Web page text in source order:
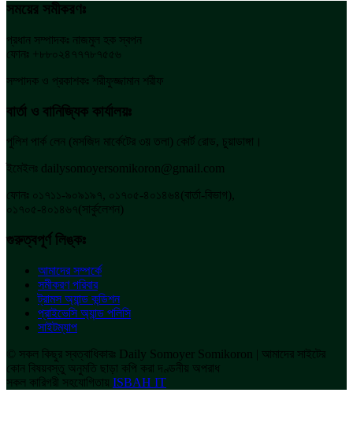
সময়ের সমীকরণঃ
প্রধান সম্পাদকঃ নাজমুল হক স্বপন
ফোনঃ +৮৮০২৪৭৭৭৮৭৫৫৬
সম্পাদক ও প্রকাশকঃ শরীফুজ্জামান শরীফ
বার্তা ও বানিজ্যিক কার্যালয়ঃ
পুলিশ পার্ক লেন (মসজিদ মার্কেটের ৩য় তলা) কোর্ট রোড, চুয়াডাঙ্গা।
ইমেইলঃ dailysomoyersomikoron@gmail.com
ফোনঃ ০১৭১১-৯০৯১৯৭, ০১৭০৫-৪০১৪৬৪(বার্তা-বিভাগ),
০১৭০৫-৪০১৪৬৭(সার্কুলেশন)
গুরুত্বপূর্ণ লিঙ্কঃ
আমাদের সম্পর্কে
সমীকরণ পরিবার
ট্রামস অ্যান্ড কন্ডিশন
প্রাইভেসি অ্যান্ড পলিসি
সাইটম্যাপ
© সকল কিছুর স্বত্বাধিকারঃ Daily Somoyer Somikoron | আমাদের সাইটের
কোন বিষয়বস্তু অনুমতি ছাড়া কপি করা দণ্ডনীয় অপরাধ
সকল কারিগরী সহযোগিতায় ISBAH IT